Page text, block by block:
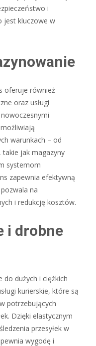
i
jest kluczowe w
oferuje również
oraz usługi
warunkach – od
takie jak magazyny
systemom
zapewnia efektywną
na
i redukcję kosztów.
i drobne
do dużych i ciężkich
kurierskie, które są
potrzebujących
Dzięki elastycznym
przesyłek w
wygodę i